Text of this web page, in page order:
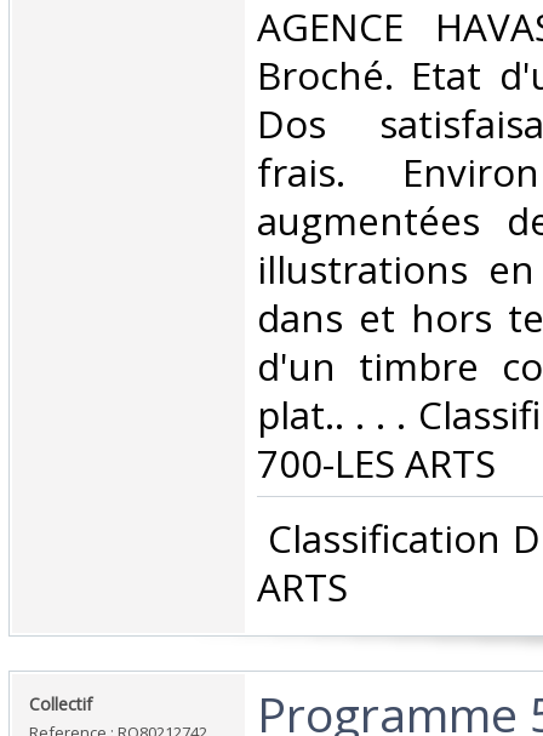
‎AGENCE
Broché. Etat
Dos
frais.
augmentées
illustrations
dans et hors
d'un timbre
plat.. . . .
700-LES ARTS‎
Classification
ARTS‎
‎Collectif‎
‎Programme